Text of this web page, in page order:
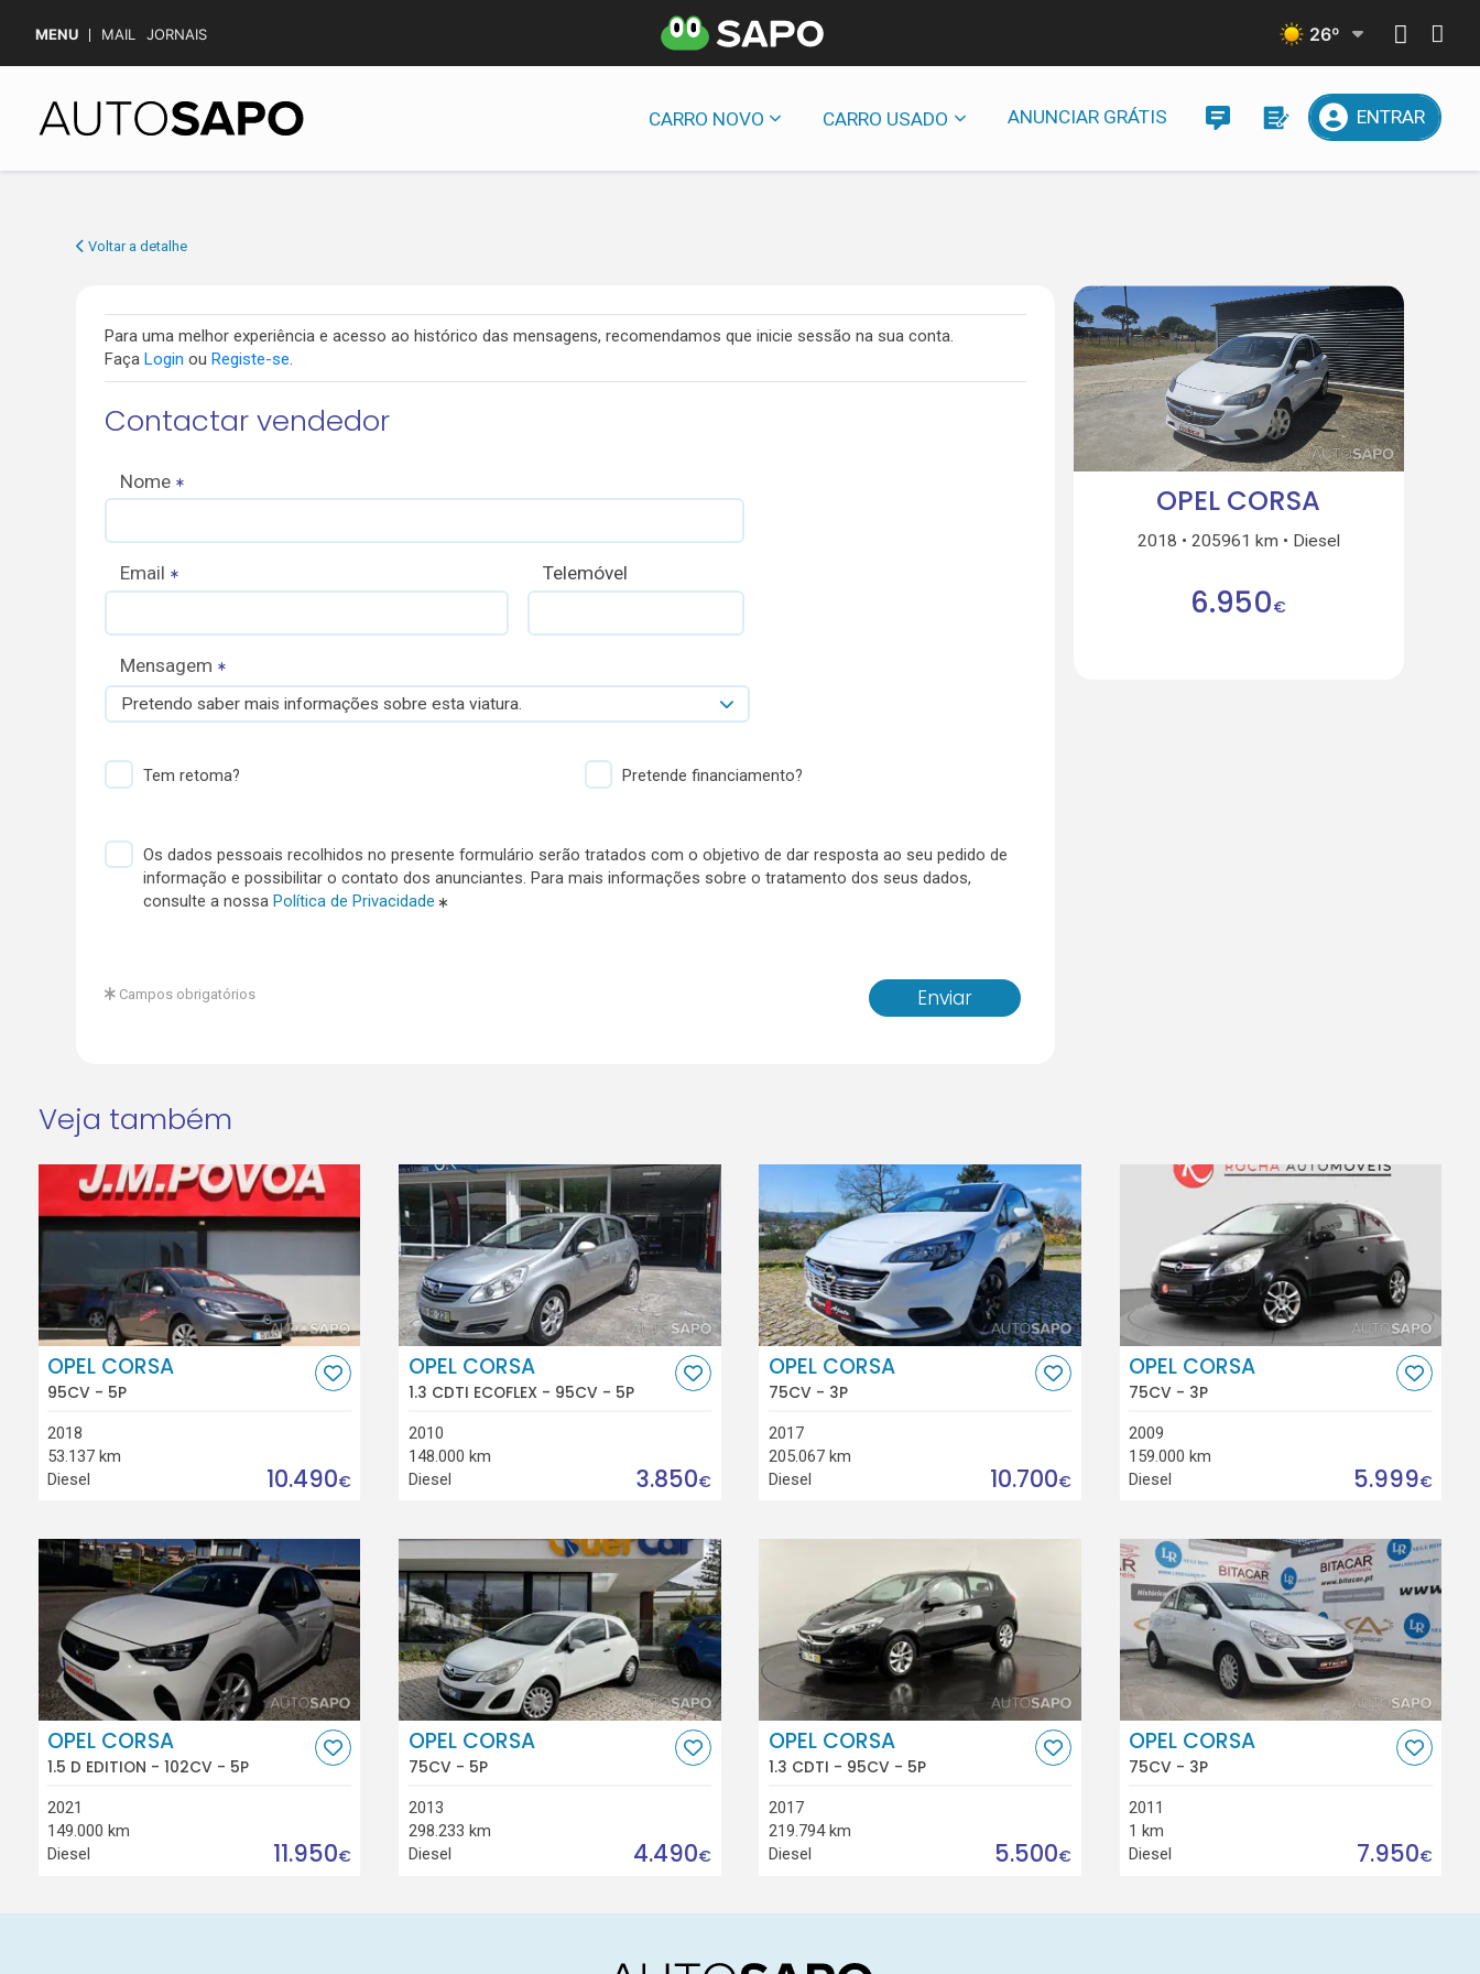
MENU MAIL JORNAIS 26º
CARRO NOVO CARRO USADO ANUNCIAR GRÁTIS ENTRAR
Voltar a detalhe
Para uma melhor experiência e acesso ao histórico das mensagens, recomendamos que inicie sessão na sua conta.
Faça Login ou Registe-se.
Contactar vendedor
Nome
Email Telemóvel
Mensagem
Pretendo saber mais informações sobre esta viatura.
Tem retoma? Pretende financiamento?
Os dados pessoais recolhidos no presente formulário serão tratados com o objetivo de dar resposta ao seu pedido de
informação e possibilitar o contato dos anunciantes. Para mais informações sobre o tratamento dos seus dados,
consulte a nossa Política de Privacidade
Enviar
Campos obrigatórios
OPEL CORSA
2018 205961 km Diesel
6.950€
Veja também
OPEL CORSA
95CV - 5P
2018
53.137 km
Diesel
10.490€
OPEL CORSA
1.3 CDTI ECOFLEX - 95CV - 5P
2010
148.000 km
Diesel
3.850€
OPEL CORSA
75CV - 3P
2017
205.067 km
Diesel
10.700€
OPEL CORSA
75CV - 3P
2009
159.000 km
Diesel
5.999€
OPEL CORSA
1.5 D EDITION - 102CV - 5P
2021
149.000 km
Diesel
11.950€
OPEL CORSA
75CV - 5P
2013
298.233 km
Diesel
4.490€
OPEL CORSA
1.3 CDTI - 95CV - 5P
2017
219.794 km
Diesel
5.500€
OPEL CORSA
75CV - 3P
2011
1 km
Diesel
7.950€